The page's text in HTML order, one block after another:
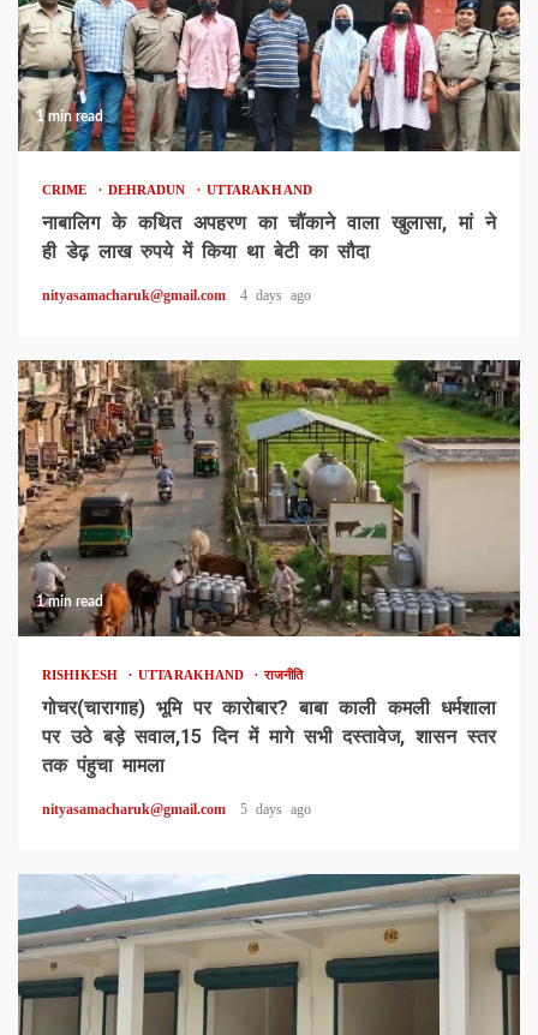
1 min read
CRIME DEHRADUN UTTARAKHAND
नाबालिग के कथित अपहरण का चौंकाने वाला खुलासा, मां ने
ही डेढ़ लाख रुपये में किया था बेटी का सौदा
nityasamacharuk@gmail.com 4 days ago
1 min read
RISHIKESH UTTARAKHAND राजनीति
गोचर(चारागाह) भूमि पर कारोबार? बाबा काली कमली धर्मशाला
पर उठे बड़े सवाल,15 दिन में मागे सभी दस्तावेज, शासन स्तर
तक पंहुचा मामला
nityasamacharuk@gmail.com 5 days ago